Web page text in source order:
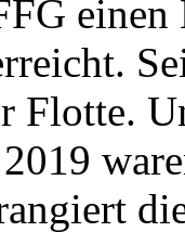
Flotte.